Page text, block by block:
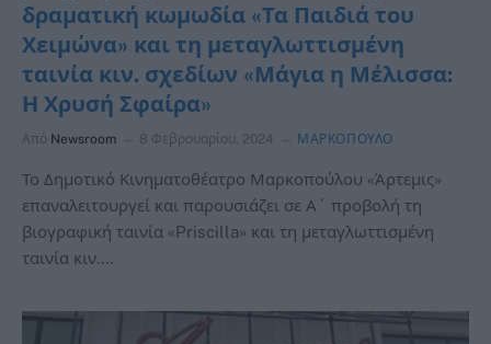
δραματική κωμωδία «Τα Παιδιά του
Χειμώνα» και τη μεταγλωττισμένη
ταινία κιν. σχεδίων «Μάγια η Μέλισσα:
Η Χρυσή Σφαίρα»
Από Newsroom 8 Φεβρουαρίου, 2024 ΜΑΡΚΟΠΟΥΛΟ
Το Δημοτικό Κινηματοθέατρο Μαρκοπούλου «Άρτεμις»
επαναλειτουργεί και παρουσιάζει σε Α΄ προβολή τη
βιογραφική ταινία «Priscilla» και τη μεταγλωττισμένη
ταινία κιν.…